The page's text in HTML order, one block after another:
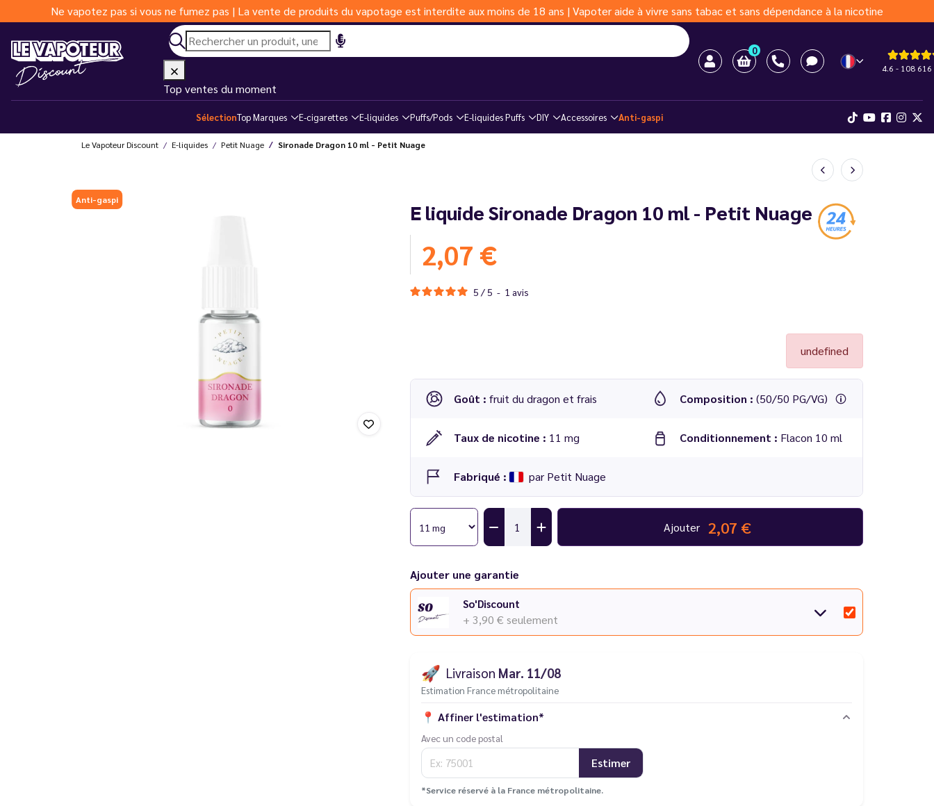
Ne vapotez pas si vous ne fumez pas | La vente de produits du vapotage est interdite aux moins de 18 ans | Vapoter aide à vivre sans tabac et sans dépendance à la nicotine
0
4.6 - 108 616
Top ventes du moment
SélectionTop Marques E-cigarettes E-liquides Puffs/Pods E-liquides Puffs DIY Accessoires Anti-gaspi
Le Vapoteur Discount E-liquides Petit Nuage Sironade Dragon 10 ml - Petit Nuage
Anti-gaspi E liquide Sironade Dragon 10 ml - Petit Nuage
2,07 €
5 / 5 - 1 avis
undefined
Goût : fruit du dragon et frais Composition : (50/50 PG/VG)
Taux de nicotine : 11 mg Conditionnement : Flacon 10 ml
Fabriqué : par Petit Nuage
Ajouter 2,07 €
Ajouter une garantie
So'Discount
+ 3,90 € seulement
🚀 Livraison Mar. 11/08
Estimation France métropolitaine
📍 Affiner l'estimation*
Avec un code postal
Estimer
*Service réservé à la France métropolitaine.